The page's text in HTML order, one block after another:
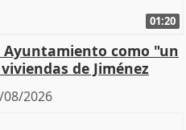
01:20
como "un
de Jiménez
08/2026